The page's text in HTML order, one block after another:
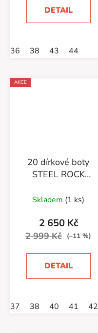
DETAIL
36 38 43 44
AKCE
20 dírkové boty
STEEL ROCK
zipy
Skladem (1 ks)
2 650 Kč
2 999 Kč (–11 %)
DETAIL
37 38 40 41 42